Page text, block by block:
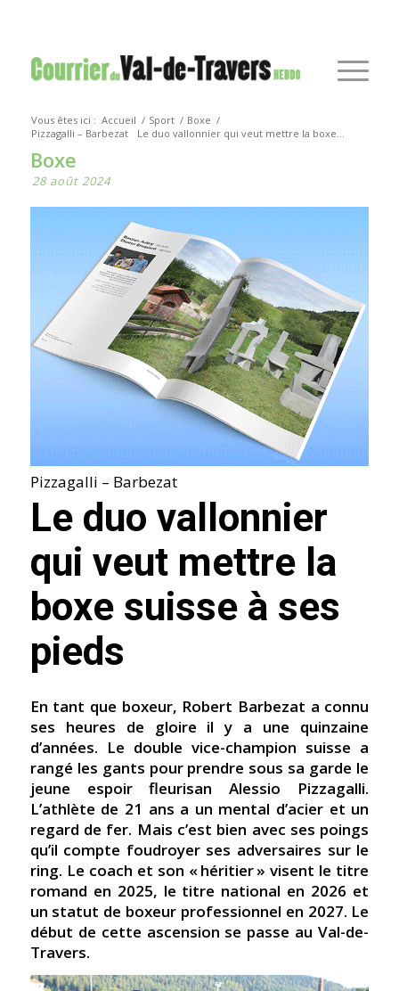
Vous êtes ici : Accueil / Sport / Boxe /
Pizzagalli – Barbezat
Le duo vallonnier qui veut mettre la boxe...
Boxe
28 août 2024
Pizzagalli – Barbezat
Le duo vallonnier
qui veut mettre la
boxe suisse à ses
pieds
En tant que boxeur, Robert Barbezat a connu
ses heures de gloire il y a une quinzaine
d’années. Le double vice-champion suisse a
rangé les gants pour prendre sous sa garde le
jeune espoir fleurisan Alessio Pizzagalli.
L’athlète de 21 ans a un mental d’acier et un
regard de fer. Mais c’est bien avec ses poings
qu’il compte foudroyer ses adversaires sur le
ring. Le coach et son « héritier » visent le titre
romand en 2025, le titre national en 2026 et
un statut de boxeur professionnel en 2027. Le
début de cette ascension se passe au Val-de-
Travers.